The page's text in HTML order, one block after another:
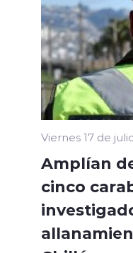
Viernes 17 de
Amplían
cinco